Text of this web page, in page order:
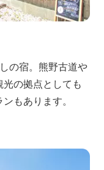
の宿。熊野古道や
の拠点としても
もあります。